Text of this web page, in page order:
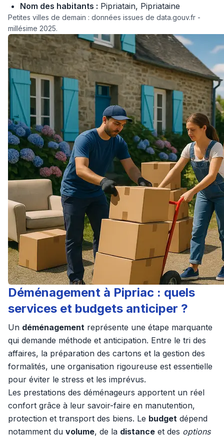
Nom des habitants : Pipriatain, Pipriataine
Petites villes de demain : données issues de data.gouv.fr -
millésime 2025.
Déménagement à Pipriac : quels
services et budgets anticiper ?
Un déménagement représente une étape marquante
qui demande méthode et anticipation. Entre le tri des
affaires, la préparation des cartons et la gestion des
formalités, une organisation rigoureuse est essentielle
pour éviter le stress et les imprévus.
Les prestations des déménageurs apportent un réel
confort grâce à leur savoir-faire en manutention,
protection et transport des biens. Le budget dépend
notamment du volume, de la distance et des options